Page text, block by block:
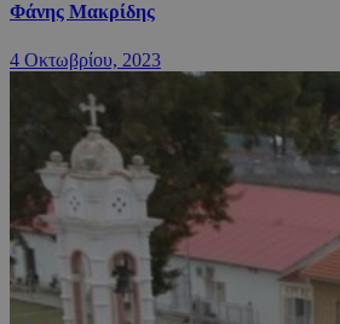
Φάνης Μακρίδης
4 Οκτωβρίου, 2023